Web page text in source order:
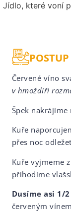
Jídlo, které voní
POSTUP
Červené víno
v hmoždíři
Špek nakrájíme
Kuře
přes noc
Kuře vyjmeme
přihodíme
Dusíme asi 1/
červeným